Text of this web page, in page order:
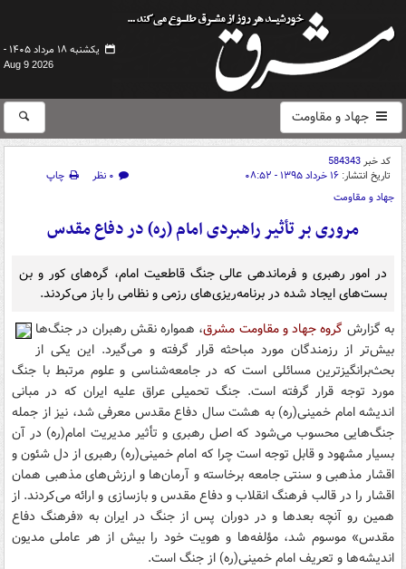
یکشنبه ۱۸ مرداد ۱۴۰۵ -
Aug 9 2026
جهاد و مقاومت
کد خبر584343
تاریخ انتشار: ۱۶ خرداد ۱۳۹۵ - ۰۸:۵۲ ۰ نظر
چاپ
جهاد و مقاومت
مروری بر تأثیر راهبردی امام (ره) در دفاع مقدس
در امور رهبری و فرماندهی عالی جنگ قاطعیت امام، گره‌های کور و بن
بست‌های ایجاد شده در برنامه‌ریزی‌های رزمی و نظامی را باز می‌کردند.
به گزارش گروه جهاد و مقاومت مشرق، همواره نقش رهبران در جنگ‌ها
بیش‌تر از رزمندگان مورد مباحثه قرار گرفته و می‌گیرد. این یکی از
بحث‌برانگیزترین مسائلی است که در جامعه‌شناسی و علوم مرتبط با جنگ
مورد توجه قرار گرفته است. جنگ تحمیلی عراق علیه ایران که در مبانی
اندیشه امام خمینی(ره) به هشت سال دفاع مقدس معرفی شد، نیز از جمله
جنگ‌هایی محسوب می‌شود که اصل رهبری و تأثیر مدیریت امام(ره) در آن
بسیار مشهود و قابل توجه است چرا که امام خمینی(ره) رهبری از دل شئون و
اقشار مذهبی و سنتی جامعه برخاسته و آرمان‌ها و ارزش‌های مذهبی همان
اقشار را در قالب فرهنگ انقلاب و دفاع مقدس و بازسازی و ارائه می‌کردند. از
همین رو آنچه بعدها و در دوران پس از جنگ در ایران به «فرهنگ دفاع
مقدس» موسوم شد، مؤلفه‌ها و هویت خود را بیش از هر عاملی مدیون
اندیشه‌ها و تعریف امام خمینی(ره) از جنگ است.